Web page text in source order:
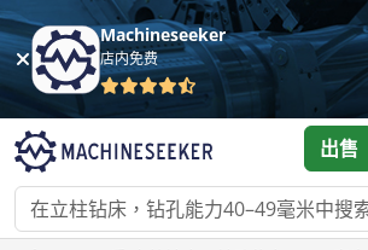
Machineseeker
店内免费
出售